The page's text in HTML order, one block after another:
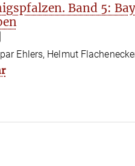
Band 5:
Ehlers, Helmut